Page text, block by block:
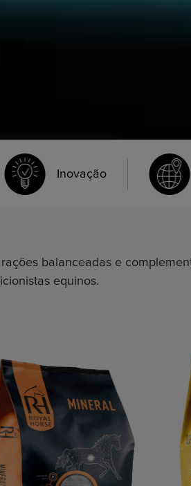
Inovação
balanceadas e
equinos.